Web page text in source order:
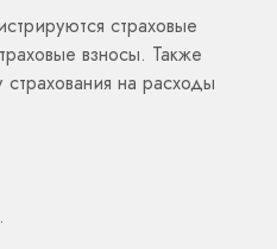
страховые
взносы. Также
на расходы